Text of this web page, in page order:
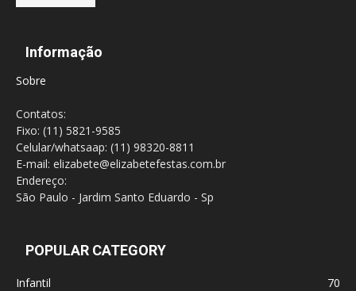
Informação
Sobre
Contatos:
Fixo: (11) 5821-9585
Celular/whatsaap: (11) 98320-8811
E-mail: elizabete@elizabetefestas.com.br
Endereço:
São Paulo - Jardim Santo Eduardo - Sp
POPULAR CATEGORY
Infantil
70